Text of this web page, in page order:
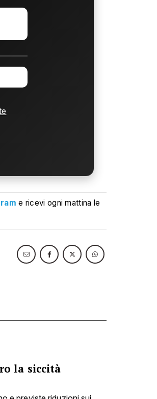
e ricevi ogni mattina le
la siccità